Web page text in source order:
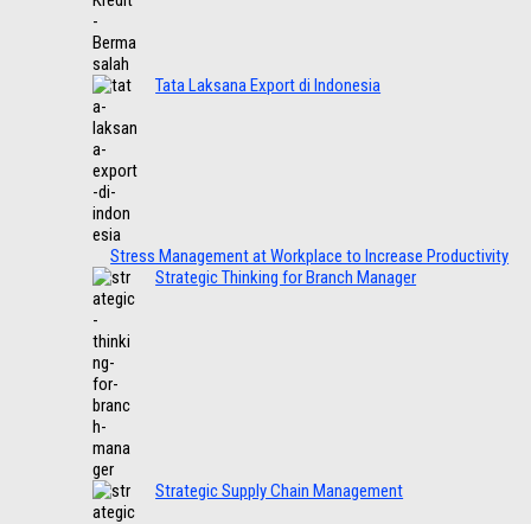
Tata Laksana Export di Indonesia
Stress Management at Workplace to Increase Productivity
Strategic Thinking for Branch Manager
Strategic Supply Chain Management